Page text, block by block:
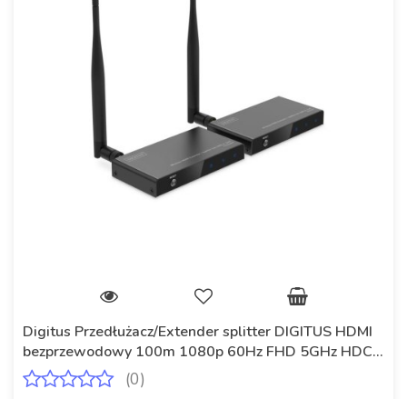
Digitus Przedłużacz/Extender splitter DIGITUS HDMI
bezprzewodowy 100m 1080p 60Hz FHD 5GHz HDCP
1.3 (zestaw)
(0)